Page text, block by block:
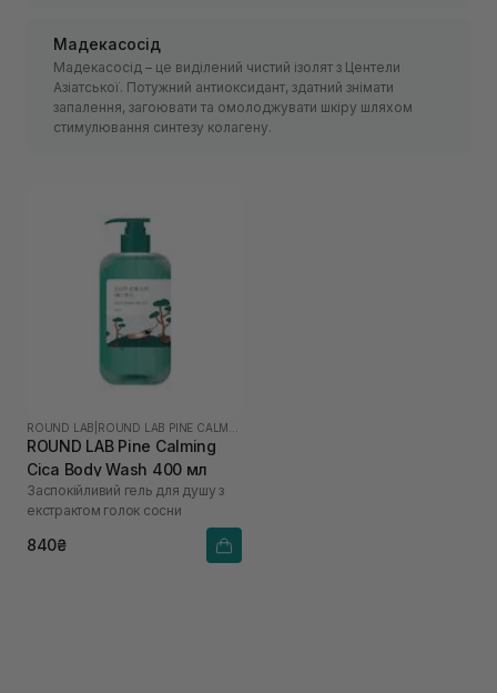
Мадекасосід
Мадекасосід – це виділений чистий ізолят з Центели
Азіатської. Потужний антиоксидант, здатний знімати
запалення, загоювати та омолоджувати шкіру шляхом
стимулювання синтезу колагену.
ROUND LAB
ROUND LAB Pine Calming
Cica Body Wash 400 мл
Заспокійливий гель для душу з
екстрактом голок сосни
840₴